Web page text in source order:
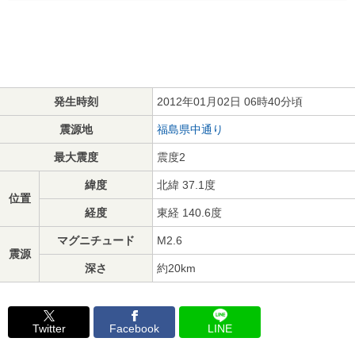
発生時刻 2012年01月02日 06時40分頃
震源地 福島県中通り
最大震度 震度2
位置
緯度 北緯 37.1度
経度 東経 140.6度
震源
マグニチュード M2.6
深さ 約20km
Twitter Facebook LINE